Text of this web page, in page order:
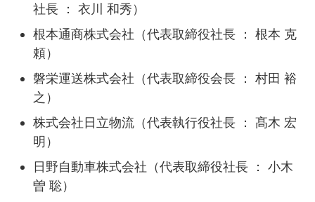
社長 ： 衣川 和秀）
根本通商株式会社（代表取締役社長 ： 根本 克
頼）
磐栄運送株式会社（代表取締役会長 ： 村田 裕
之）
株式会社日立物流（代表執行役社長 ： 髙木 宏
明）
日野自動車株式会社（代表取締役社長 ： 小木
曽 聡）